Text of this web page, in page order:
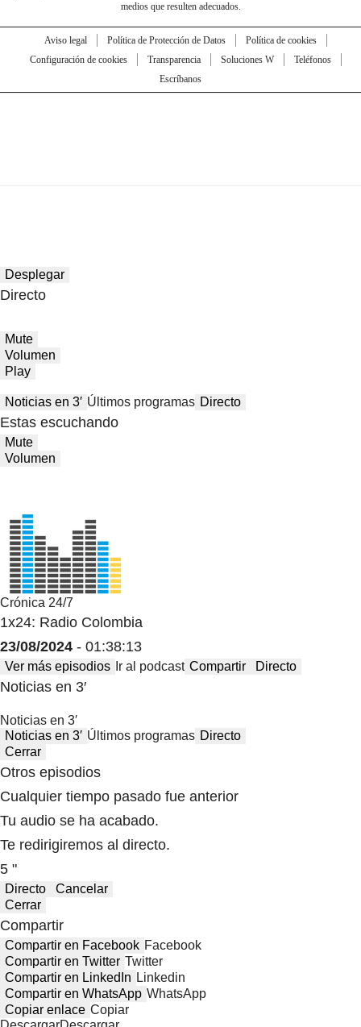
medios que resulten adecuados.
Aviso legal Política de Protección de Datos
Política de cookies
Configuración de cookies
Transparencia Soluciones W
Teléfonos
Escríbanos
Desplegar
Directo
Mute
Volumen
Play
Noticias en 3′ Últimos programas Directo
Estas escuchando
Mute
Volumen
Crónica 24/7
1x24: Radio Colombia
23/08/2024 - 01:38:13
Ver más episodios Ir al podcast Compartir Directo
Noticias en 3′
Noticias en 3′
Noticias en 3′ Últimos programas Directo
Cerrar
Otros episodios
Cualquier tiempo pasado fue anterior
Tu audio se ha acabado.
Te redirigiremos al directo.
5 "
Directo
Cancelar
Cerrar
Compartir
Compartir en Facebook Facebook
Compartir en Twitter Twitter
Compartir en LinkedIn Linkedin
Compartir en WhatsApp WhatsApp
Copiar enlace Copiar